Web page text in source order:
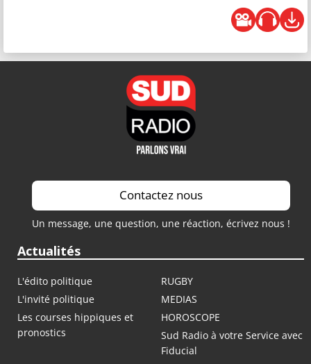
Contactez nous
Un message, une question, une réaction, écrivez nous !
Actualités
L'édito politique
RUGBY
L'invité politique
MEDIAS
Les courses hippiques et
pronostics
HOROSCOPE
Sud Radio à votre Service avec
Fiducial